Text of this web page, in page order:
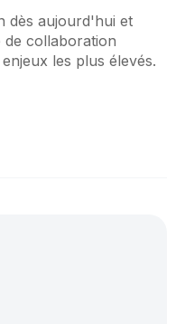
dès aujourd'hui et
collaboration
les plus élevés.